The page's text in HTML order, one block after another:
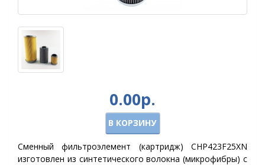
0.00р.
В КОРЗИНУ
Сменный фильтроэлемент (картридж) CHP423F25XN
изготовлен из синтетического волокна (микрофибры) с